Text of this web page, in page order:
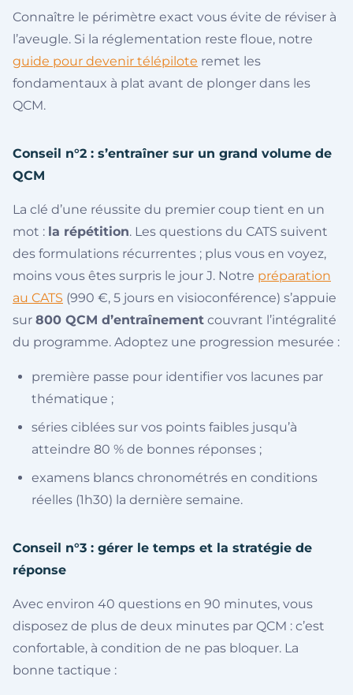
Connaître le périmètre exact vous évite de réviser à
l’aveugle. Si la réglementation reste floue, notre
guide pour devenir télépilote remet les
fondamentaux à plat avant de plonger dans les
QCM.
Conseil n°2 : s’entraîner sur un grand volume de
QCM
La clé d’une réussite du premier coup tient en un
mot : la répétition. Les questions du CATS suivent
des formulations récurrentes ; plus vous en voyez,
moins vous êtes surpris le jour J. Notre préparation
au CATS (990 €, 5 jours en visioconférence) s’appuie
sur 800 QCM d’entraînement couvrant l’intégralité
du programme. Adoptez une progression mesurée :
première passe pour identifier vos lacunes par
thématique ;
séries ciblées sur vos points faibles jusqu’à
atteindre 80 % de bonnes réponses ;
examens blancs chronométrés en conditions
réelles (1h30) la dernière semaine.
Conseil n°3 : gérer le temps et la stratégie de
réponse
Avec environ 40 questions en 90 minutes, vous
disposez de plus de deux minutes par QCM : c’est
confortable, à condition de ne pas bloquer. La
bonne tactique :